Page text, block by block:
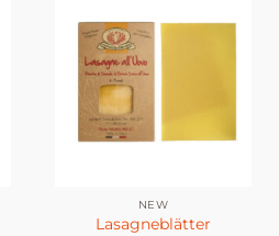
NEW
Lasagneblätter